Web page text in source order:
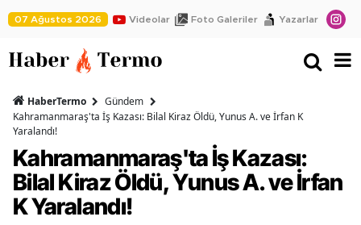
07 Ağustos 2026 Videolar Foto Galeriler Yazarlar
HaberTermo
Gündem
Kahramanmaraş'ta İş Kazası: Bilal Kiraz Öldü, Yunus A. ve İrfan K
Yaralandı!
Kahramanmaraş'ta İş Kazası:
Bilal Kiraz Öldü, Yunus A. ve İrfan
K Yaralandı!